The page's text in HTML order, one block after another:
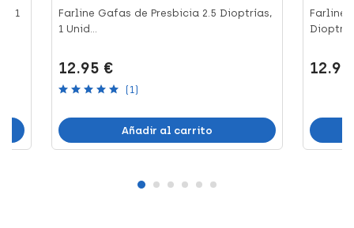
1
Farline Gafas de Presbicia 2.5 Dioptrías,
1 Unid...
12.95 €
(1)
Añadir al carrito
Farline